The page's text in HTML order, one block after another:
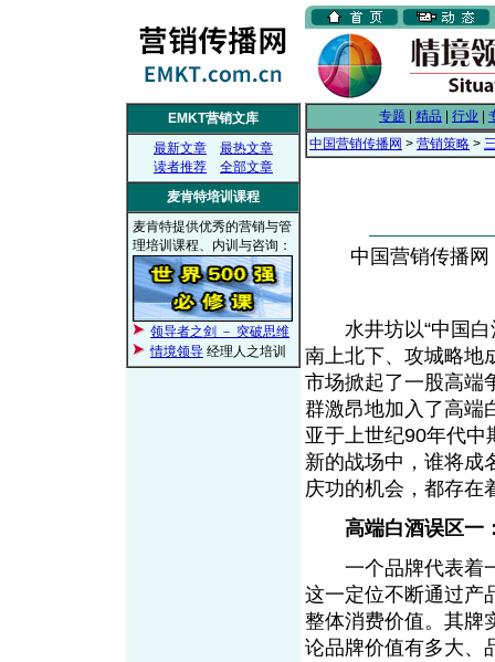
EMKT营销文库
最新文章
最热文章
读者推荐
全部文章
麦肯特培训课程
麦肯特提供优秀的营销与管
理培训课程、内训与咨询：
领导者之剑 － 突破思维
情境领导 经理人之培训
专题 精品 行业
中国营销传播网 > 营销策略 >
中国营销传播
水井坊以“中国白
南上北下、攻城略地
市场掀起了一股高端
群激昂地加入了高端
亚于上世纪90年代中
新的战场中，谁将成
庆功的机会，都存在
高端白酒误区一
一个品牌代表着一
这一定位不断通过产
整体消费价值。其牌
论品牌价值有多大、